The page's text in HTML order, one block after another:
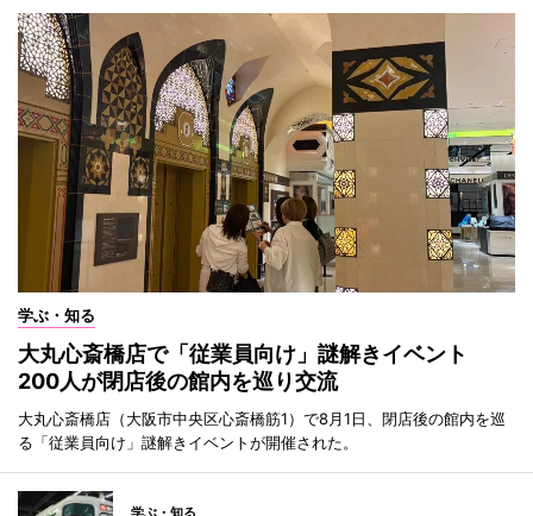
学ぶ・知る
大丸心斎橋店で「従業員向け」謎解きイベント
200人が閉店後の館内を巡り交流
大丸心斎橋店（大阪市中央区心斎橋筋1）で8月1日、閉店後の館内を巡
る「従業員向け」謎解きイベントが開催された。